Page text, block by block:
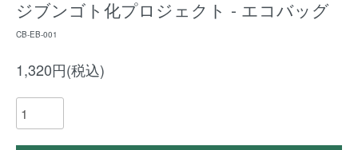
ジブンゴト化プロジェクト - エコバッグ
CB-EB-001
1,320円(税込)